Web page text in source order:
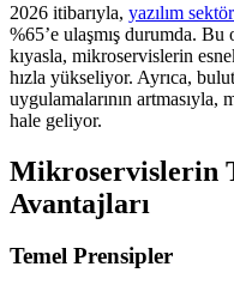
2026 itibarıyla, yazılım
%65’e ulaşmış durumda.
kıyasla, mikroservislerin
hızla yükseliyor. Ayrıca,
uygulamalarının
hale geliyor.
Mikroservislerin
Avantajları
Temel Prensipler